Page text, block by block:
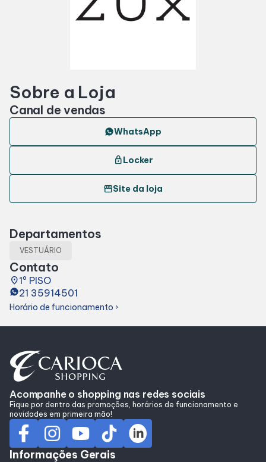
Cinema
Lojas e Restaurantes
Lojas
Alimentação
Sobre a Loja
Canal de vendas
WhatsApp
lockLocker
storefrontSite da loja
Departamentos
VESTUÁRIO
Contato
place1º PISO
21 35914501
Horário de funcionamento chevron_right
Acompanhe o shopping nas redes sociais
Fique por dentro das promoções, horários de funcionamento e
novidades em primeira mão!
Informações Gerais